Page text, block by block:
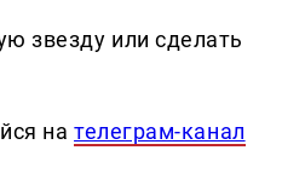
звезду или сделать
нателеграм-канал